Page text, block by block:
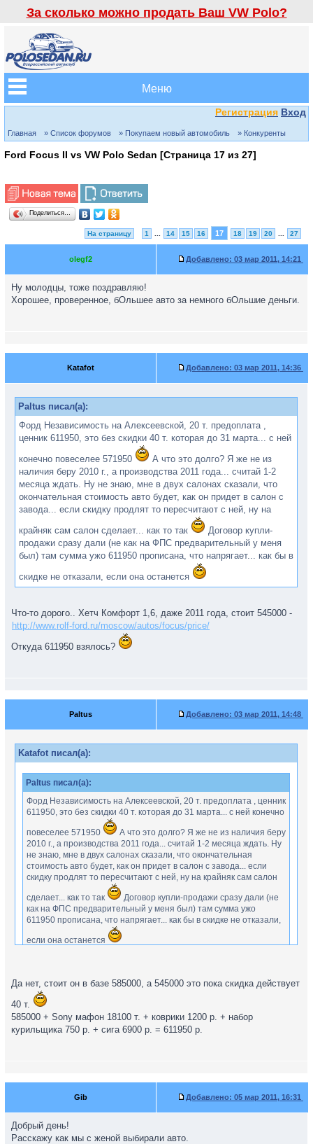
За сколько можно продать Ваш VW Polo?
Меню
Регистрация Вход
Главная » Список форумов » Покупаем новый автомобиль » Конкуренты
Ford Focus II vs VW Polo Sedan [Страница 17 из 27]
Поделиться…
На страницу 1 14 15 16 17 18 19 20 27
olegf2 Добавлено: 03 мар 2011, 14:21
Ну молодцы, тоже поздравляю!
Хорошее, проверенное, бОльшее авто за немного бОльшие деньги.
Katafot Добавлено: 03 мар 2011, 14:36
Paltus писал(а):
Форд Независимость на Алексеевской, 20 т. предоплата ,
ценник 611950, это без скидки 40 т. которая до 31 марта... с ней
конечно повеселее 571950
А что это долго? Я же не из
наличия беру 2010 г., а производства 2011 года... считай 1-2
месяца ждать. Ну не знаю, мне в двух салонах сказали, что
окончательная стоимость авто будет, как он придет в салон с
завода... если скидку продлят то пересчитают с ней, ну на
крайняк сам салон сделает... как то так
Договор купли-
продажи сразу дали (не как на ФПС предварительный у меня
был) там сумма ужо 611950 прописана, что напрягает... как бы в
скидке не отказали, если она останется
Что-то дорого.. Хетч Комфорт 1,6, даже 2011 года, стоит 545000 -
http://www.rolf-ford.ru/moscow/autos/focus/price/
Откуда 611950 взялось?
Paltus Добавлено: 03 мар 2011, 14:48
Katafot писал(а):
Paltus писал(а):
Форд Независимость на Алексеевской, 20 т. предоплата , ценник
611950, это без скидки 40 т. которая до 31 марта... с ней конечно
повеселее 571950
А что это долго? Я же не из наличия беру
2010 г., а производства 2011 года... считай 1-2 месяца ждать. Ну
не знаю, мне в двух салонах сказали, что окончательная
стоимость авто будет, как он придет в салон с завода... если
скидку продлят то пересчитают с ней, ну на крайняк сам салон
сделает... как то так
Договор купли-продажи сразу дали (не
как на ФПС предварительный у меня был) там сумма ужо
611950 прописана, что напрягает... как бы в скидке не отказали,
если она останется
545000 -http://www.rolf-ford.ru/moscow/autos/focus/price/
Откуда 611950 взялось?
Да нет, стоит он в базе 585000, а 545000 это пока скидка действует
40 т.
585000 + Sony мафон 18100 т. + коврики 1200 р. + набор
курильщика 750 р. + сига 6900 р. = 611950 р.
Gib Добавлено: 05 мар 2011, 16:31
Добрый день!
Расскажу как мы с женой выбирали авто.